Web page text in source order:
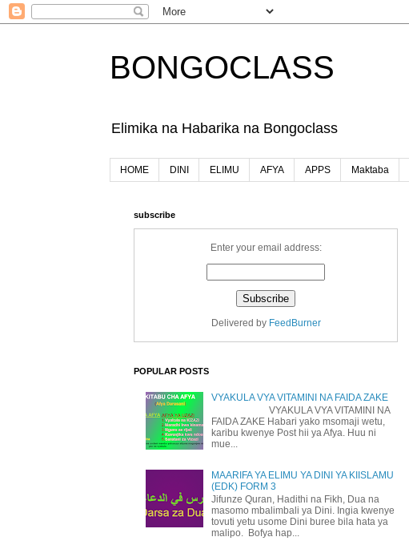
BONGOCLASS
Elimika na Habarika na Bongoclass
HOME DINI ELIMU AFYA APPS Maktaba
subscribe
Enter your email address:
Delivered by FeedBurner
POPULAR POSTS
VYAKULA VYA VITAMINI NA FAIDA ZAKE
VYAKULA VYA VITAMINI NA
FAIDA ZAKE Habari yako msomaji wetu,
karibu kwenye Post hii ya Afya. Huu ni
mue...
MAARIFA YA ELIMU YA DINI YA KIISLAMU
(EDK) FORM 3
Jifunze Quran, Hadithi na Fikh, Dua na
masomo mbalimbali ya Dini. Ingia kwenye
tovuti yetu usome Dini buree bila hata ya
malipo. Bofya hap...